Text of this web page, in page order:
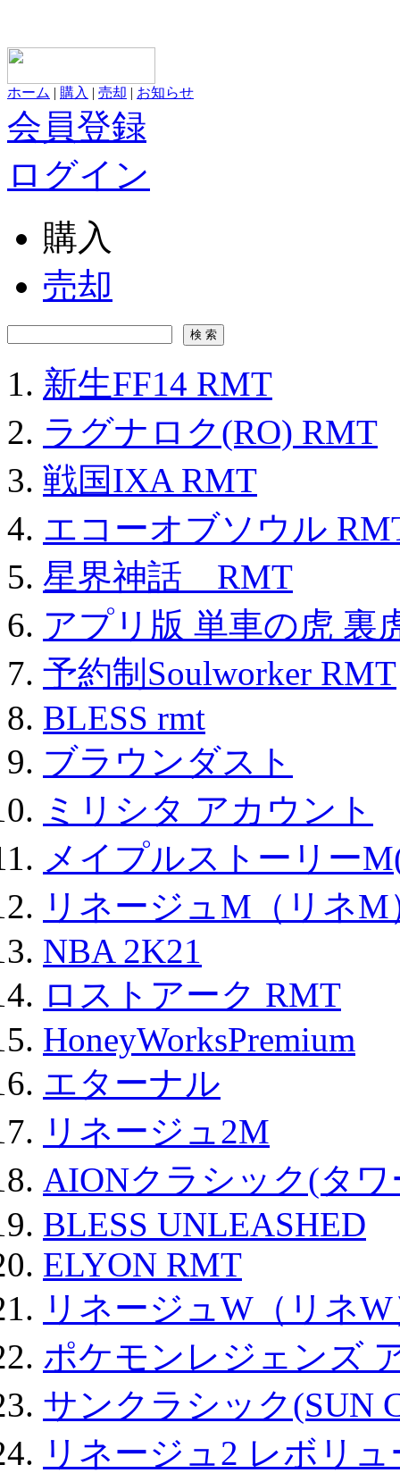
ホーム | 購入 | 売却 | お知らせ
会員登録
ログイン
購入
売却
新生FF14 RMT
ラグナロク(RO) RMT
戦国IXA RMT
エコーオブソウル
星界神話 RMT
アプリ版 単車の虎 裏
予約制Soulworker RMT
BLESS rmt
ブラウンダスト
ミリシタ アカウント
メイプルストーリー
リネージュM（リネM
NBA 2K21
ロストアーク RMT
HoneyWorksPremium
エターナル
リネージュ2M
AIONクラシック(タ
BLESS UNLEASHED
ELYON RMT
リネージュW（リネ
ポケモンレジェンズ
サンクラシック(SUN
リネージュ2 レボリ